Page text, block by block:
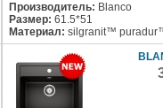
Производитель: Blanco
Размер: 61.5*51
Материал:silgranit™